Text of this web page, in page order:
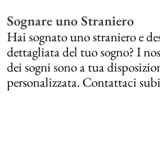
Sognare uno Straniero
Hai sognato uno straniero e
dettagliata del tuo sogno? I
dei sogni sono a tua
personalizzata. Contattaci